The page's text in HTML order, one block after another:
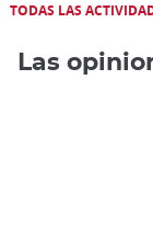
TODAS LAS
Las